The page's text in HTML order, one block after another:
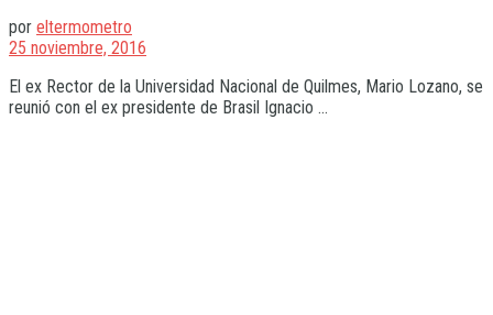
por eltermometro
25 noviembre, 2016
El ex Rector de la Universidad Nacional de Quilmes, Mario Lozano, se
reunió con el ex presidente de Brasil Ignacio ...